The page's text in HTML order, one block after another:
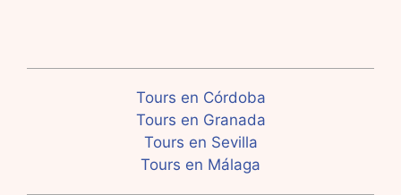
Tours en Córdoba
Tours en Granada
Tours en Sevilla
Tours en Málaga